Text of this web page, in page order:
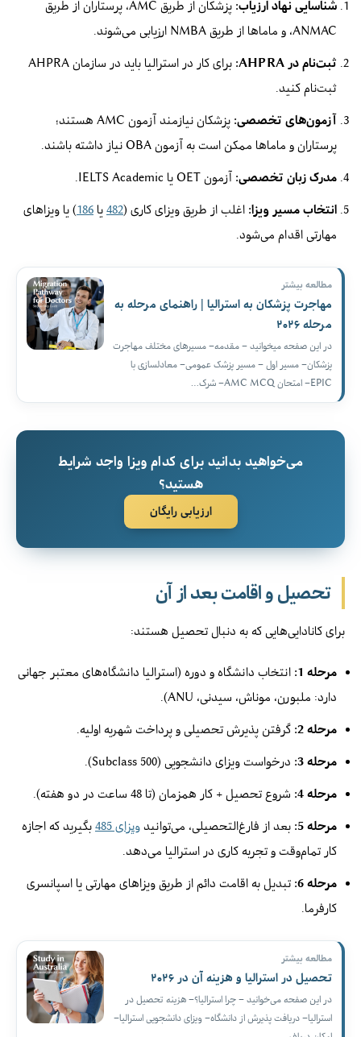
شناسایی نهاد ارزیاب:
پزشکان از طریق AMC، پرستاران از طریق
ANMAC، و ماماها از طریق NMBA ارزیابی می‌شوند.
ثبت‌نام در AHPRA:
برای کار در استرالیا باید در سازمان AHPRA
ثبت‌نام کنید.
آزمون‌های تخصصی:
پزشکان نیازمند آزمون AMC هستند؛
پرستاران و ماماها ممکن است به آزمون OBA نیاز داشته باشند.
مدرک زبان تخصصی: آزمون OET یا IELTS Academic.
انتخاب مسیر ویزا: اغلب از طریق ویزای کاری (482 یا 186) یا ویزاهای
مهارتی اقدام می‌شود.
مطالعه بیشتر
مهاجرت پزشکان به استرالیا | راهنمای مرحله به
مرحله ۲۰۲۶
در این صفحه میخوانید – مقدمه– مسیرهای مختلف مهاجرت
پزشکان– مسیر اول – مسیر پزشک عمومی– معادلسازی با
EPIC– امتحان AMC MCQ– شرک…
می‌خواهید بدانید برای کدام ویزا واجد شرایط
هستید؟
ارزیابی رایگان
تحصیل و اقامت بعد از آن
برای کانادایی‌هایی که به دنبال تحصیل هستند:
مرحله 1:
انتخاب دانشگاه و دوره (استرالیا دانشگاه‌های معتبر جهانی
دارد: ملبورن، موناش، سیدنی، ANU).
مرحله 2: گرفتن پذیرش تحصیلی و پرداخت شهریه اولیه.
مرحله 3: درخواست ویزای دانشجویی (Subclass 500).
مرحله 4: شروع تحصیل + کار همزمان (تا 48 ساعت در دو هفته).
مرحله 5: بعد از فارغ‌التحصیلی، می‌توانید ویزای 485
بگیرید که اجازه
کار تمام‌وقت و تجربه کاری در استرالیا می‌دهد.
مرحله 6:
تبدیل به اقامت دائم از طریق ویزاهای مهارتی یا اسپانسری
کارفرما.
مطالعه بیشتر
تحصیل در استرالیا و هزینه آن در ۲۰۲۶
در این صفحه می‌خوانید – چرا استرالیا؟– هزینه تحصیل در
استرالیا– دریافت پذیرش از دانشگاه– ویزای دانشجویی استرالیا–